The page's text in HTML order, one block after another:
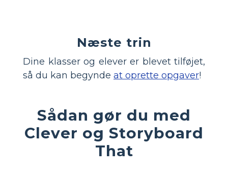
Næste trin
Dine klasser og elever er blevet tilføjet,
så du kan begynde at oprette opgaver!
Sådan gør du med
Clever og Storyboard
That